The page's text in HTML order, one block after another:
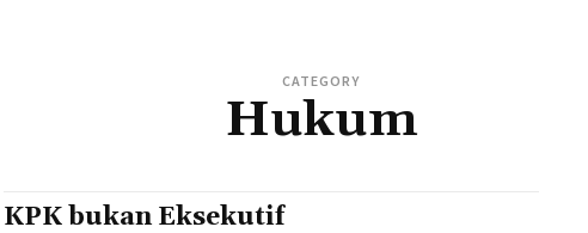
CATEGORY
Hukum
KPK bukan Eksekutif